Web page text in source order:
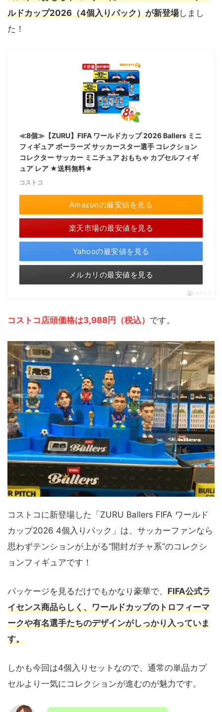
ルドカップ2026（4個入りパック）が新登場しまし
た！
≪8個≫【ZURU】FIFA ワールドカップ 2026 Ballers ミニ
フィギュア ボーラーズ サッカースター選手 コレクション
コレクター サッカー ミニチュア おもちゃ カプセルフィギ
ュア レア ★送料無料★
コストコ
Amazonの最安値を見る
楽天市場の最安値を見る
Yahooの最安値を見る
メルカリの最安値を見る
ポチップ
コストコ店頭価格は3,988円（税込） です。
コストコに新登場した「ZURU Ballers FIFA ワールド
カップ2026 4個入りパック」は、サッカーファンなら
思わずテンションが上がる“開封ガチャ系”のコレクシ
ョンフィギュアです！
パッケージを見るだけでもかなり豪華で、 FIFA公式ラ
イセンス商品らしく、ワールドカップのトロフィーマ
ークや有名選手たちのデザインがしっかり入っていま
す。
しかも今回は4個入りセットなので、通常の単品カプ
セルより一気にコレクションが進むのが魅力です。